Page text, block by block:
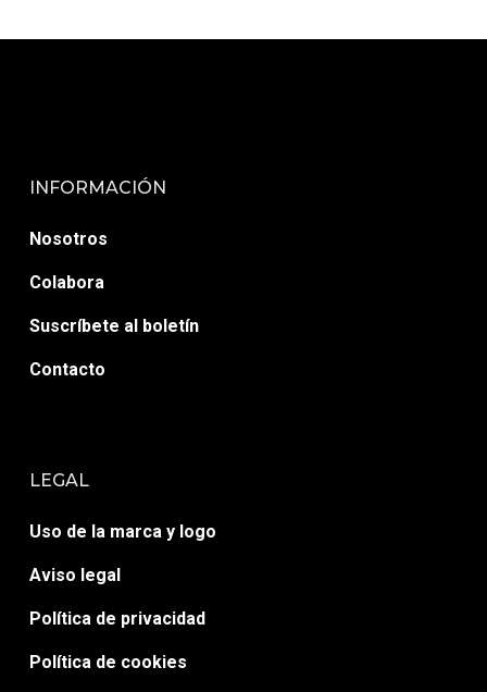
INFORMACIÓN
Nosotros
Colabora
Suscríbete al boletín
Contacto
LEGAL
Uso de la marca y logo
Aviso legal
Política de privacidad
Política de cookies